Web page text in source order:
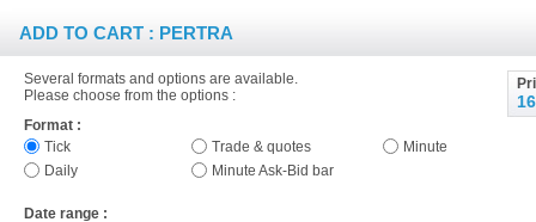
ADD TO CART : PERTRA